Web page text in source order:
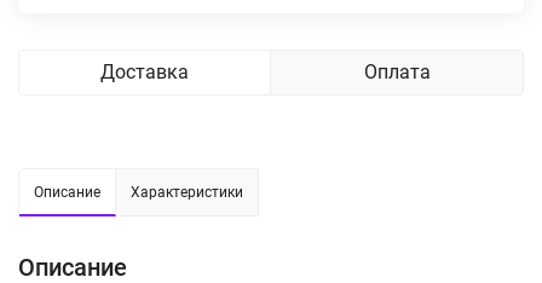
Доставка Оплата
Описание Характеристики
Описание